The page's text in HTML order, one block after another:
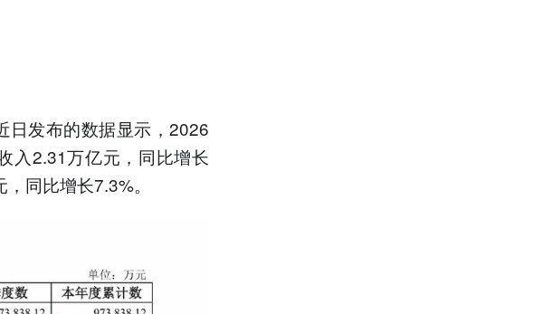
日发布的数据显示，2026
入2.31万亿元，同比增长
同比增长7.3%。